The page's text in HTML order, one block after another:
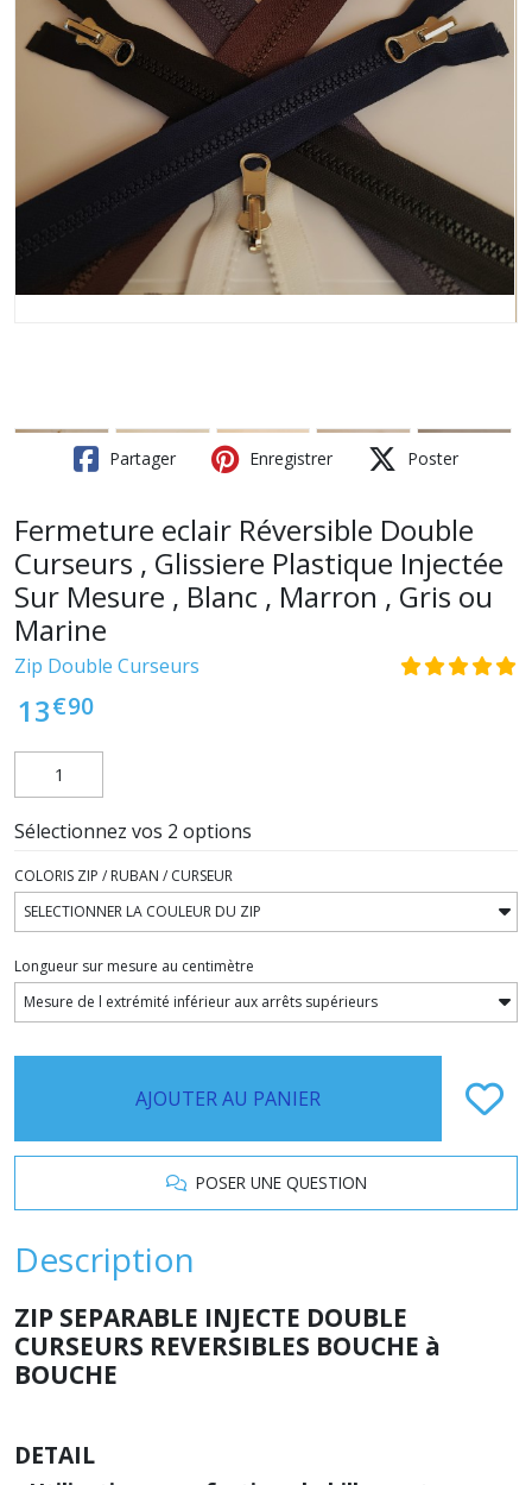
Partager Enregistrer Poster
Fermeture eclair Réversible Double
Curseurs , Glissiere Plastique Injectée
Sur Mesure , Blanc , Marron , Gris ou
Marine
Zip Double Curseurs
13€90
Sélectionnez vos 2 options
COLORIS ZIP / RUBAN / CURSEUR
Longueur sur mesure au centimètre
AJOUTER AU PANIER
POSER UNE QUESTION
Description
ZIP SEPARABLE INJECTE DOUBLE
CURSEURS REVERSIBLES BOUCHE à
BOUCHE
DETAIL